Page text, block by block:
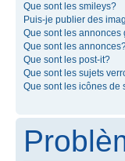
Que sont les smileys?
Puis-je publier des
Que sont les annonces
Que sont les
Que sont les post-it?
Que sont les sujets
Que sont les icônes de